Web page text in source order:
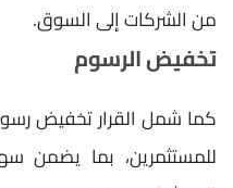
من الشركات إلى السوق.
تخفيض الرسوم
كما شمل القرار تخفيض
للمستثمرين، بما يضمن